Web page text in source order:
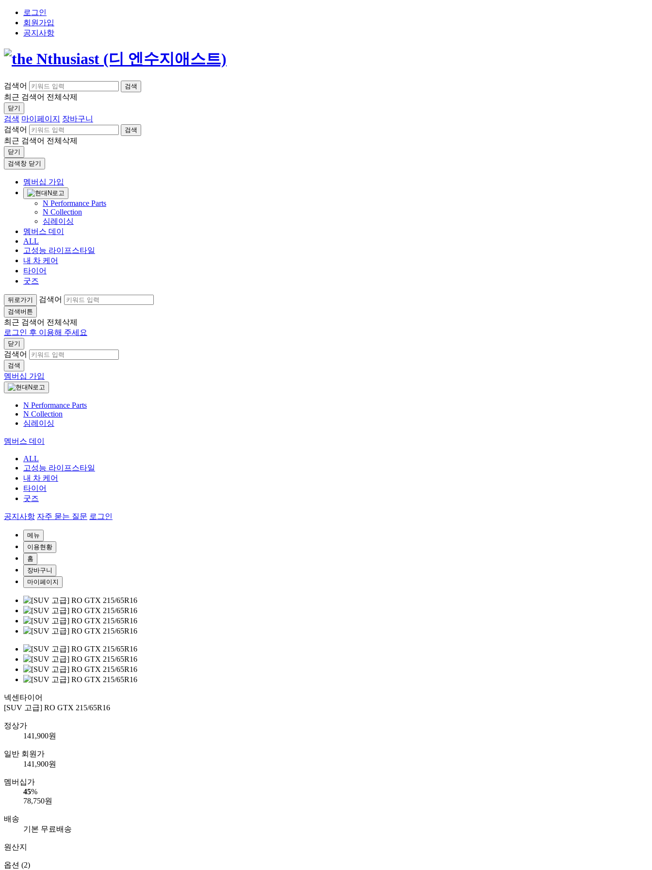
로그인
회원가입
공지사항
검색어 검색
최근 검색어 전체삭제
닫기
검색 마이페이지
장바구니
검색어
검색
최근 검색어 전체삭제
닫기
검색창 닫기
멤버십 가입
N Performance Parts
N Collection
심레이싱
멤버스 데이
ALL
고성능 라이프스타일
내 차 케어
타이어
굿즈
뒤로가기 검색어
검색버튼
최근 검색어 전체삭제
로그인 후 이용해 주세요
닫기
검색어
검색
멤버십 가입
N Performance Parts
N Collection
심레이싱
멤버스 데이
ALL
고성능 라이프스타일
내 차 케어
타이어
굿즈
공지사항 자주 묻는 질문 로그인
메뉴
이용현황
홈
장바구니
마이페이지
넥센타이어
[SUV 고급] RO GTX 215/65R16
정상가
141,900원
일반 회원가
141,900원
멤버십가
45%
78,750원
배송
기본 무료배송
원산지
옵션 (2)